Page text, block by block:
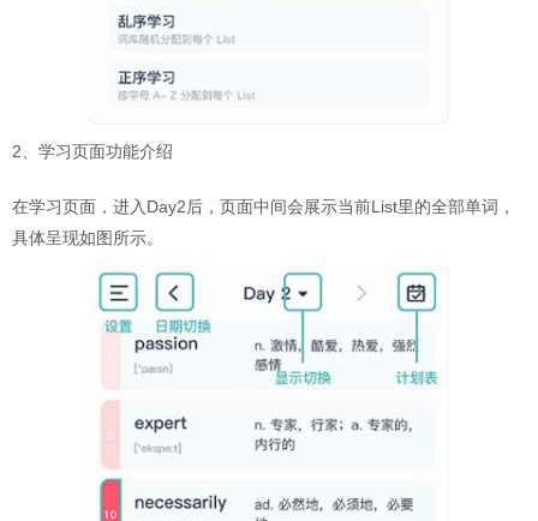
2、学习页面功能介绍
在学习页面，进入Day2后，页面中间会展示当前List里的全部单词，
具体呈现如图所示。